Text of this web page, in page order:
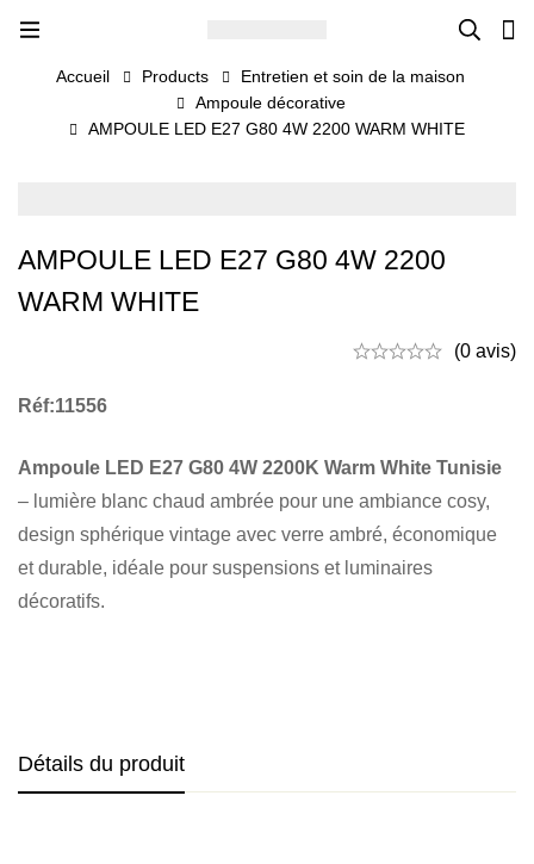
Accueil Products
Entretien et soin de la maison
Ampoule décorative
AMPOULE LED E27 G80 4W 2200 WARM WHITE
AMPOULE LED E27 G80 4W 2200
WARM WHITE
(0 avis)
Réf:11556
Ampoule LED E27 G80 4W 2200K Warm White Tunisie
– lumière blanc chaud ambrée pour une ambiance cosy,
design sphérique vintage avec verre ambré, économique
et durable, idéale pour suspensions et luminaires
décoratifs.
Détails du produit